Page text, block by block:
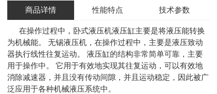
商品详情 性能特点 技术参数
在操作过程中，卧式液压机液压缸主要是将液压能转换
为机械能。 无锡液压机，在操作过程中，主要是液压致动
器执行线性往复运动。 液压缸的结构非常简单可靠，主要
用于操作中。 它用于有效地实现其往复运动，可以有效地
消除减速器，并且没有传动间隙，并且运动稳定，因此被广
泛应用于各种机械液压系统中。